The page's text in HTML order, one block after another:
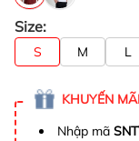
Size:
S M L
KHUYẾN
Nhập mã